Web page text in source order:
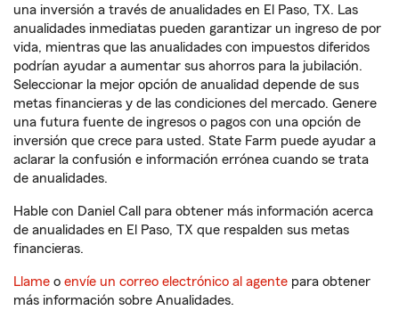
una inversión a través de anualidades en El Paso, TX. Las
anualidades inmediatas pueden garantizar un ingreso de por
vida, mientras que las anualidades con impuestos diferidos
podrían ayudar a aumentar sus ahorros para la jubilación.
Seleccionar la mejor opción de anualidad depende de sus
metas financieras y de las condiciones del mercado. Genere
una futura fuente de ingresos o pagos con una opción de
inversión que crece para usted. State Farm puede ayudar a
aclarar la confusión e información errónea cuando se trata
de anualidades.
Hable con Daniel Call para obtener más información acerca
de anualidades en El Paso, TX que respalden sus metas
financieras.
Llame o envíe un correo electrónico al agente para obtener
más información sobre Anualidades.